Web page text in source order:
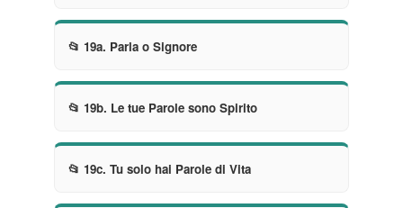
📂 19a. Parla o Signore
📂 19b. Le tue Parole sono Spirito
📂 19c. Tu solo hai Parole di Vita